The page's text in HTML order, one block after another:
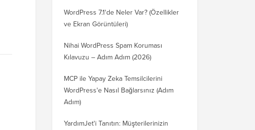
WordPress 7.1'de Neler Var? (Özellikler
ve Ekran Görüntüleri)
Nihai WordPress Spam Koruması
Kılavuzu – Adım Adım (2026)
MCP ile Yapay Zeka Temsilcilerini
WordPress'e Nasıl Bağlarsınız (Adım
Adım)
YardımJet'i Tanıtın: Müşterilerinizin